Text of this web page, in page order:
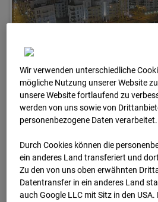
11.01.2026
Wir verwenden unterschiedliche
mögliche Nutzung unserer Website
unsere Website fortlaufend zu
werden von uns sowie von
personenbezogene Daten verarbeitet.
Durch Cookies können die
ein anderes Land transferiert und
Zu den von uns oben erwähnten
Datentransfer in ein anderes Land
auch Google LLC mit Sitz in den USA.